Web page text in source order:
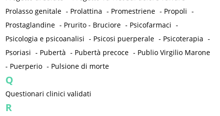
Prolasso genitale - Prolattina - Promestriene - Propoli -
Prostaglandine - Prurito - Bruciore - Psicofarmaci -
Psicologia e psicoanalisi - Psicosi puerperale - Psicoterapia -
Psoriasi - Pubertà - Pubertà precoce - Publio Virgilio Marone
- Puerperio - Pulsione di morte
Q
Questionari clinici validati
R